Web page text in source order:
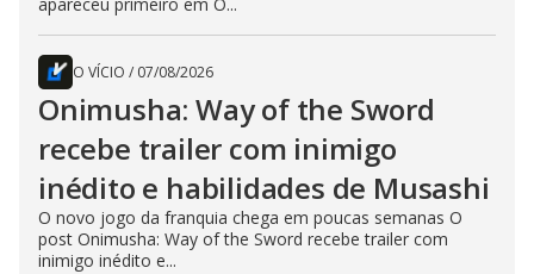
apareceu primeiro em O...
O VÍCIO / 07/08/2026
Onimusha: Way of the Sword
recebe trailer com inimigo
inédito e habilidades de Musashi
O novo jogo da franquia chega em poucas semanas O
post Onimusha: Way of the Sword recebe trailer com
inimigo inédito e...